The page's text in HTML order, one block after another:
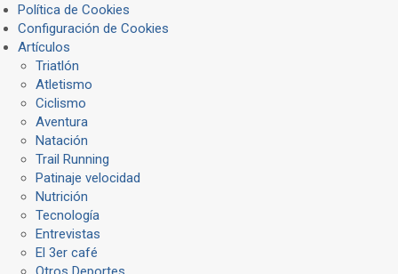
Política de Cookies
Configuración de Cookies
Artículos
Triatlón
Atletismo
Ciclismo
Aventura
Natación
Trail Running
Patinaje velocidad
Nutrición
Tecnología
Entrevistas
El 3er café